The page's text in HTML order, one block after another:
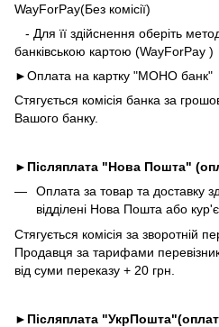
WayForPay(Без комісії)
- Для її здійснення оберіть
банківською картою (WayForPay )
►Оплата на картку "МОНО банк"
Стягується комісія банка за
Вашого банку.
► Післяплата "Нова Пошта"
Оплата за товар та доставку
відділені Нова Пошта або
Стягується комісія за зворотній
Продавця за тарифами
від суми переказу + 20 грн.
► Післяплата